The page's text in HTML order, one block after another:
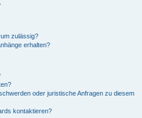
zulässig?
erhalten?
oder juristische Anfragen zu diesem
kontaktieren?